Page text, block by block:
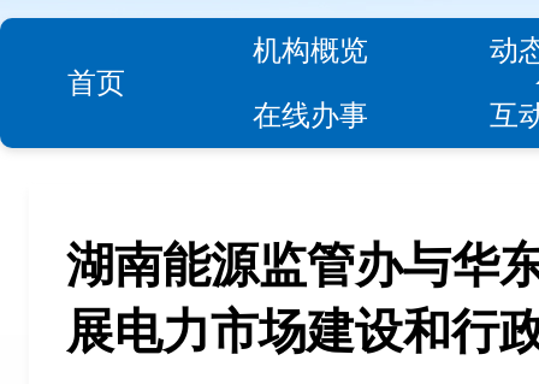
首页
机构概览
动
在线办事
互
湖南能源监管办与华
展电力市场建设和行